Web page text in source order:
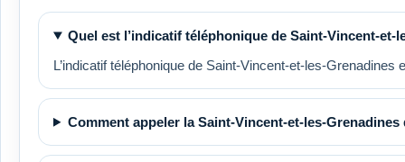
Quel est l’indicatif téléphonique de Saint-Vincent-et-
L’indicatif téléphonique de Saint-Vincent-et-les-Grenadines
Comment appeler la Saint-Vincent-et-les-Grenadines